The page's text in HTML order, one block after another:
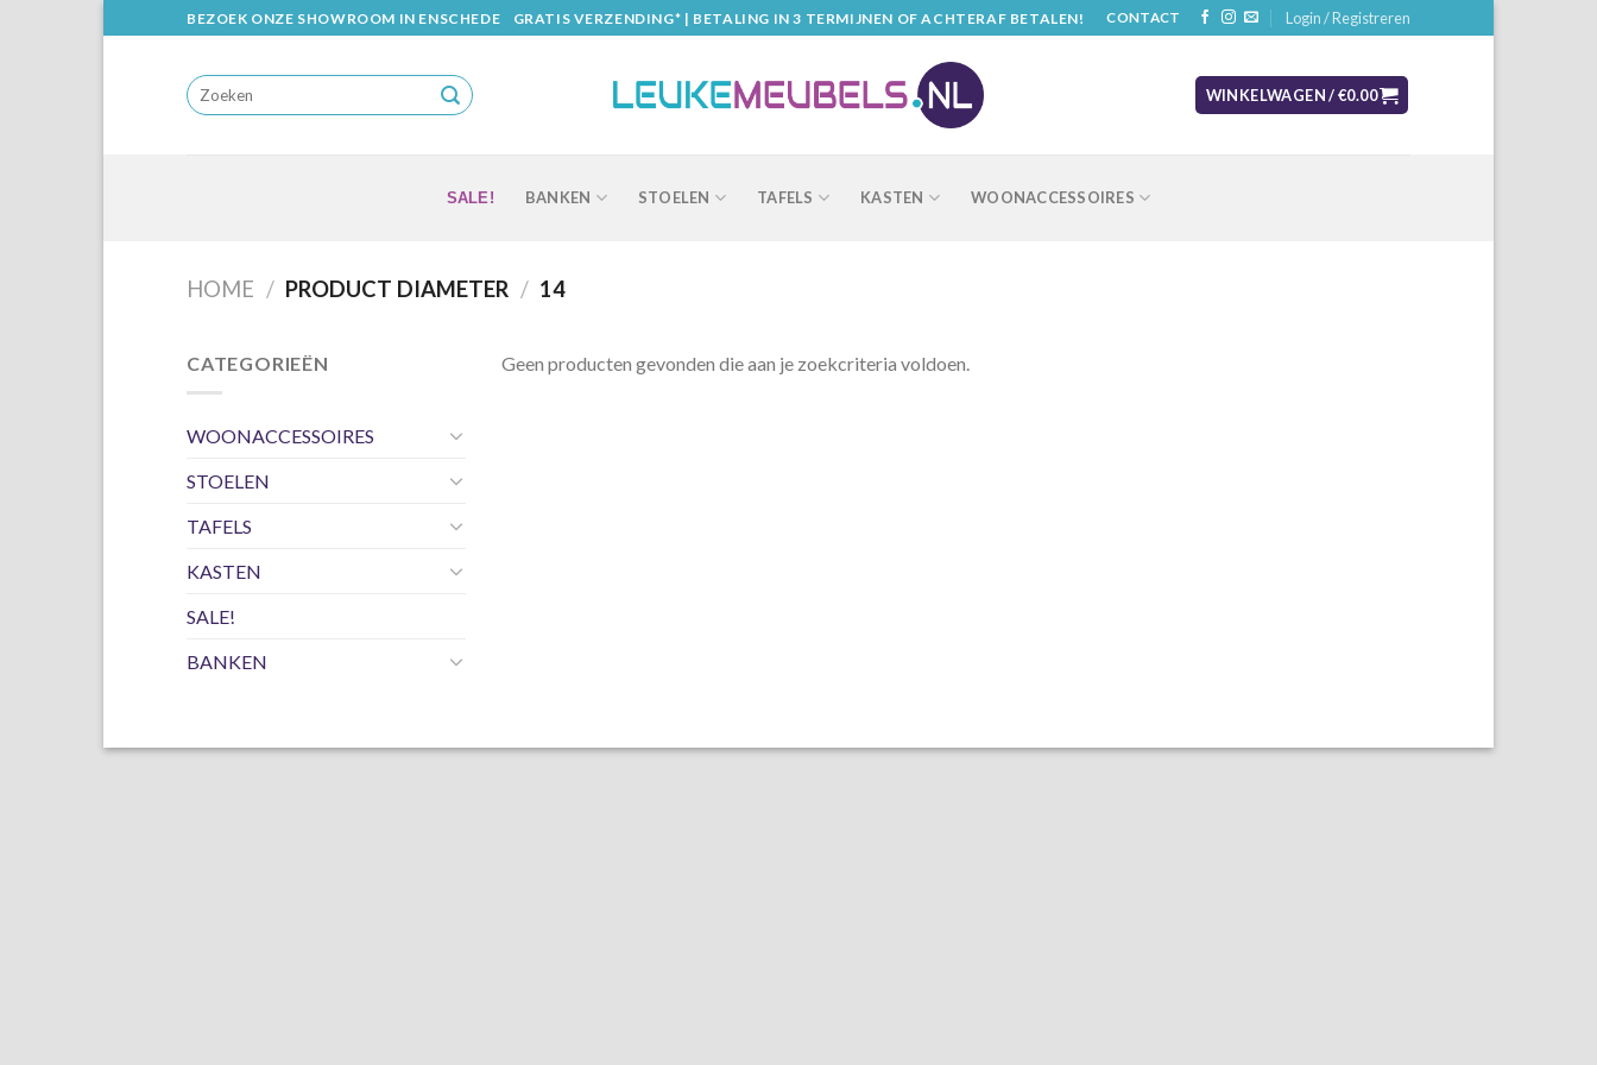
to
BEZOEK ONZE SHOWROOM IN ENSCHEDE GRATIS VERZENDING* | BETALING IN 3 TERMIJNEN OF ACHTERAF BETALEN! CONTACT Login / Registreren
WINKELWAGEN /€0.00
SALE! BANKEN STOELEN TAFELS KASTEN WOONACCESSOIRES
HOME / PRODUCT DIAMETER / 14
CATEGORIEËN
WOONACCESSOIRES
STOELEN
TAFELS
KASTEN
SALE!
BANKEN
Geen producten gevonden die aan je zoekcriteria voldoen.